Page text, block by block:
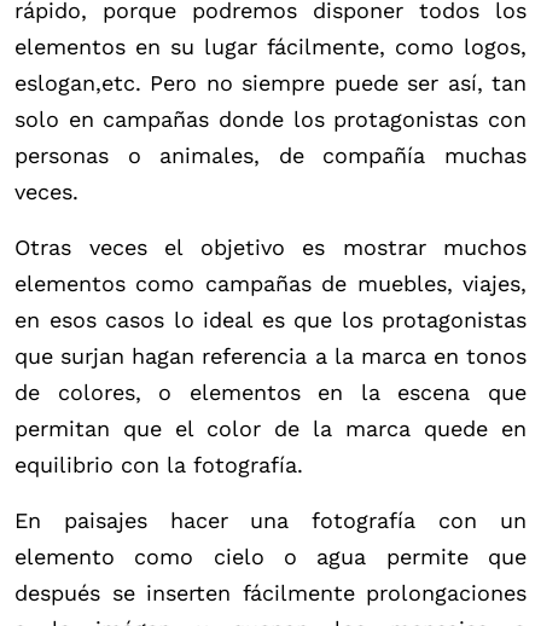
rápido, porque podremos disponer todos los
elementos en su lugar fácilmente, como logos,
eslogan,etc. Pero no siempre puede ser así, tan
solo en campañas donde los protagonistas con
personas o animales, de compañía muchas
veces.
Otras veces el objetivo es mostrar muchos
elementos como campañas de muebles, viajes,
en esos casos lo ideal es que los protagonistas
que surjan hagan referencia a la marca en tonos
de colores, o elementos en la escena que
permitan que el color de la marca quede en
equilibrio con la fotografía.
En paisajes hacer una fotografía con un
elemento como cielo o agua permite que
después se inserten fácilmente prolongaciones